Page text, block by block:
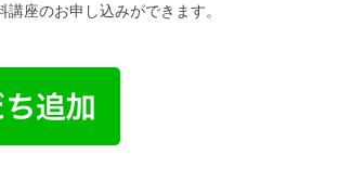
講座のお申し込みができます。